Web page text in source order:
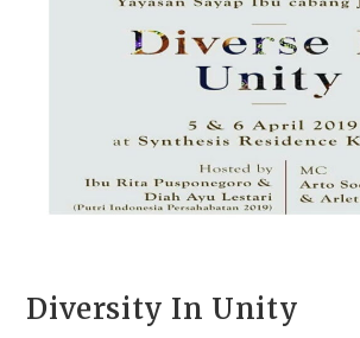
Diversity In Unity